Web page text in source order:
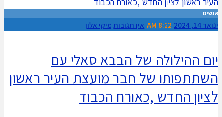
אנשים
ינואר 14, 2024 8:22 AM אין תגובות מיקי אלון
יום ההילולה של הבבא סאלי עם
השתתפותו של חבר מועצת העיר ראשון
לציון החדש ,כאורח הכבוד